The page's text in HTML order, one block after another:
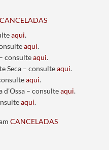
CANCELADAS
aqui.
aqui.
– consulteaqui.
Seca – consulteaqui.
aqui.
d’Ossa – consulteaqui.
aqui.
CANCELADAS